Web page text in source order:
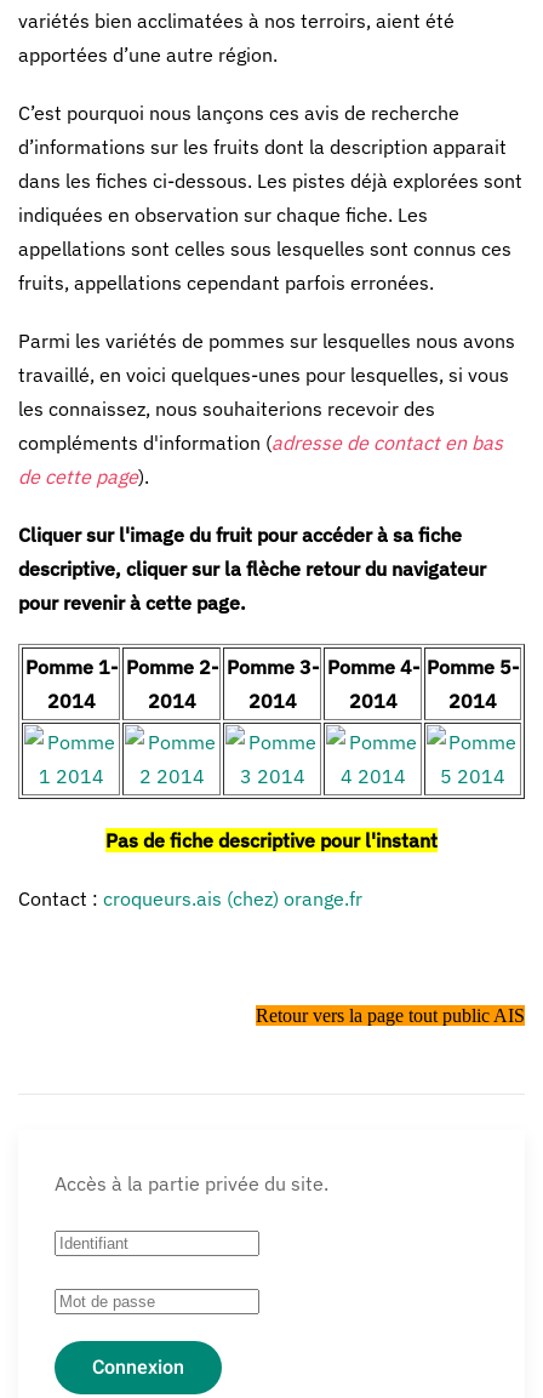
variétés bien acclimatées à nos terroirs, aient été
apportées d’une autre région.
C’est pourquoi nous lançons ces avis de recherche
d’informations sur les fruits dont la description apparait
dans les fiches ci-dessous. Les pistes déjà explorées sont
indiquées en observation sur chaque fiche. Les
appellations sont celles sous lesquelles sont connus ces
fruits, appellations cependant parfois erronées.
Parmi les variétés de pommes sur lesquelles nous avons
travaillé, en voici quelques-unes pour lesquelles, si vous
les connaissez, nous souhaiterions recevoir des
compléments d'information (adresse de contact en bas
de cette page).
Cliquer sur l'image du fruit pour accéder à sa fiche
descriptive, cliquer sur la flèche retour du navigateur
pour revenir à cette page.
Pomme 1-
2014
Pomme 2-
2014
Pomme 3-
2014
Pomme 4-
2014
Pomme 5-
2014
Pas de fiche descriptive pour l'instant
Contact : croqueurs.ais (chez) orange.fr
Retour vers la page tout public AIS
Accès à la partie privée du site.
Connexion